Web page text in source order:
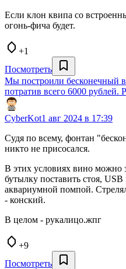
Если клон квипа со
огонь-фича будет.
+1
Посмотреть
Мы построили бесконечный
потратив всего 6000 рублей.
CyberKot1 авг 2024 в 17:39
Судя по всему, фонтан
никто не присосался.
В этих условиях вино можно
бутылку поставить стоя,
аквариумной помпой.
- конский.
В целом - рукалицо.жпг
+9
Посмотреть